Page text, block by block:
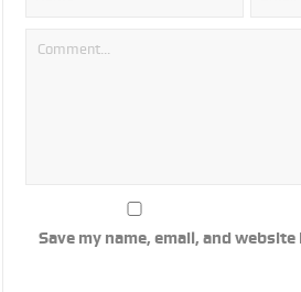
Save my name, email, and